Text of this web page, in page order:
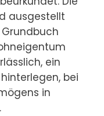
ausgestellt
bei
in